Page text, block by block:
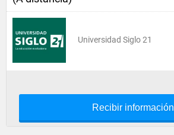
Universidad Siglo 21
Recibir información